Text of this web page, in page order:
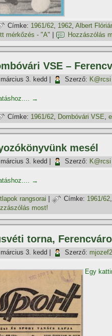
Címke: 1961/62, 1962, Albert
mérkőzés - "A" Hozzászólás
VSE –
3. kedd Szerző: K@rcsi
→
Címke: 1961/62, Dombóvári VSE,
mesél
3. kedd Szerző: K@rcsi
→
rangsorai Címke: 1961/62,
most!
torna,
3. kedd Szerző:
Egy